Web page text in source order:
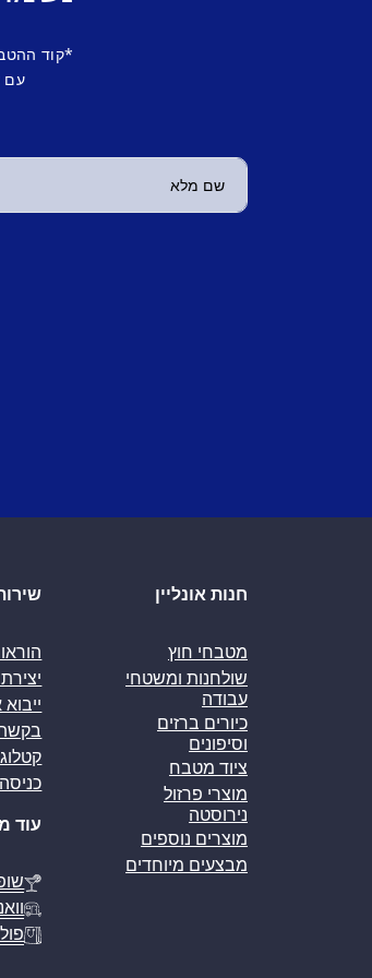
*קוד
עם
חנות אונליין
מטבחי חוץ
שולחנות ומשטחי
עבודה
כיורים ברזים
וסיפונים
ציוד מטבח
מוצרי פרזול
נירוסטה
מוצרים נוספים
מבצעים מיוחדים
ייבוא
עוד